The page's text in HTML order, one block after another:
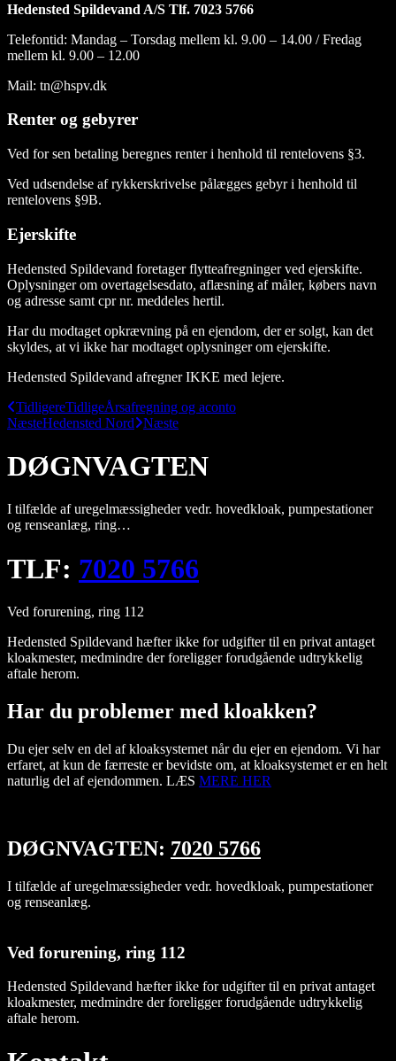
Hedensted Spildevand A/S Tlf. 7023 5766
Telefontid: Mandag – Torsdag mellem kl. 9.00 – 14.00 / Fredag​​
mellem kl. 9.00 – 12.00
Mail: tn@hspv.dk
Renter og gebyrer
Ved for sen betaling beregnes renter i henhold til rentelovens §3.
Ved udsendelse af rykkerskrivelse pålægges gebyr i henhold til
rentelovens §9B.
Ejerskifte
Hedensted Spildevand foretager flytteafregninger ved ejerskifte.
Oplysninger om overtagelsesdato, aflæsning af måler, købers navn
og adresse samt cpr nr. meddeles hertil.
Har du modtaget opkrævning på en ejendom, der er solgt, kan det
skyldes, at vi ikke har modtaget oplysninger om ejerskifte.
Hedensted Spildevand afregner IKKE med lejere.
TidligereTidligeÅrsafregning og aconto
NæsteHedensted Nord Næste
DØGNVAGTEN
I tilfælde af uregelmæssigheder vedr. hovedkloak, pumpestationer
og renseanlæg, ring…
TLF: 7020 5766
Ved forurening, ring 112
Hedensted Spildevand hæfter ikke for udgifter til en privat antaget
kloakmester, medmindre der foreligger forudgående udtrykkelig
aftale herom.
Har du problemer med kloakken?
Du ejer selv en del af kloaksystemet når du ejer en ejendom. Vi har
erfaret, at kun de færreste er bevidste om, at kloaksystemet er en helt
naturlig del af ejendommen. LÆS MERE HER
DØGNVAGTEN: 7020 5766
I tilfælde af uregelmæssigheder vedr. hovedkloak, pumpestationer
og renseanlæg.
Ved forurening, ring 112
Hedensted Spildevand hæfter ikke for udgifter til en privat antaget
kloakmester, medmindre der foreligger forudgående udtrykkelig
aftale herom.